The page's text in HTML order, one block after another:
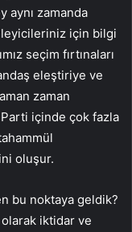
aynı zamanda
için bilgi
seçim fırtınaları
eleştiriye ve
zaman
içinde çok fazla
oluşur.
bu noktaya geldik?
olarak iktidar ve